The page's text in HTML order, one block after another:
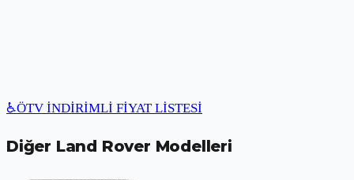
♿ÖTV İNDİRİMLİ FİYAT LİSTESİ
Diğer Land Rover Modelleri